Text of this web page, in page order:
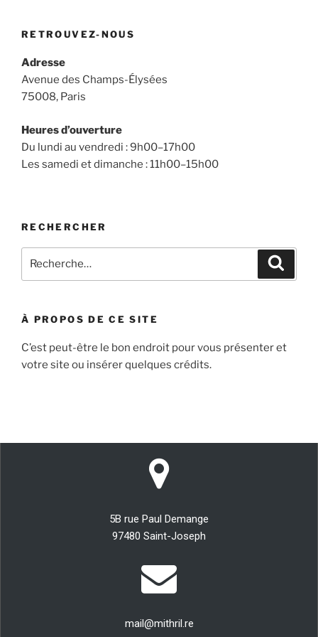
RETROUVEZ-NOUS
Adresse
Avenue des Champs-Élysées
75008, Paris
Heures d’ouverture
Du lundi au vendredi : 9h00–17h00
Les samedi et dimanche : 11h00–15h00
RECHERCHER
À PROPOS DE CE SITE
C’est peut-être le bon endroit pour vous présenter et
votre site ou insérer quelques crédits.
5B rue Paul Demange
97480 Saint-Joseph
mail@mithril.re